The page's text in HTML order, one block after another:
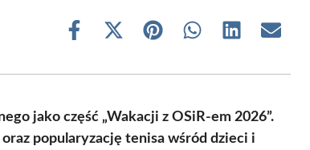
Share
Share
(Twitter)
Share Share Share Share
jako część „Wakacji z OSiR-em 2026”.
popularyzację tenisa wśród dzieci i